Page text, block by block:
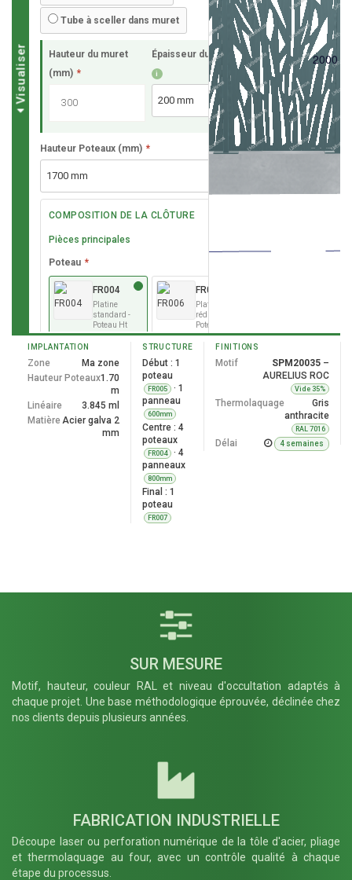
Visualiser
Tube à sceller dans muret
Hauteur du muret
(mm) *
Épaisseur du muret
i
Hauteur Poteaux (mm) *
COMPOSITION DE LA CLÔTURE
Pièces principales
Poteau *
FR004
Platine
standard -
Poteau Ht
600 à 2000
par 4 trous
dans le
muret
Française
FR006
Platine
réduite -
Poteau Ht
600 à 1800
par 2 trous
Française
EN001
Début spécifiqueoptionnel − Retirer
Poteau *
FR005
Platine
mm
FR008
Largeur panneau (mm) *
2000
IMPLANTATION
Zone
Ma zone
Hauteur Poteaux1.70
m
Linéaire
3.845 ml
Matière Acier galva 2
mm
STRUCTURE
Début : 1
poteau
FR005
· 1
panneau
600mm
Centre : 4
poteaux
FR004
· 4
panneaux
800mm
Final : 1
poteau
FR007
FINITIONS
Motif SPM20035 –
AURELIUS ROC
Vide 35%
Thermolaquage
Gris
anthracite
RAL 7016
Délai 4 semaines
SUR MESURE
Motif, hauteur, couleur RAL et niveau d'occultation adaptés à
chaque projet. Une base méthodologique éprouvée, déclinée chez
nos clients depuis plusieurs années.
FABRICATION INDUSTRIELLE
Découpe laser ou perforation numérique de la tôle d'acier, pliage
et thermolaquage au four, avec un contrôle qualité à chaque
étape du processus.